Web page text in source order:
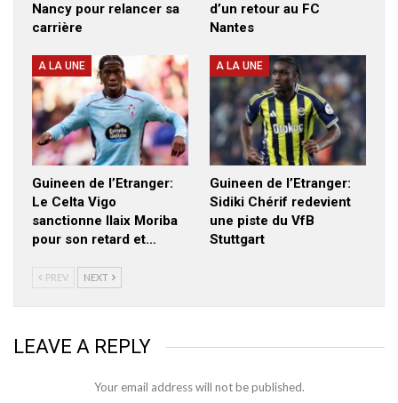
Nancy pour relancer sa
carrière
d’un retour au FC
Nantes
A LA UNE
Guineen de l’Etranger:
Le Celta Vigo
sanctionne Ilaix Moriba
pour son retard et…
A LA UNE
Guineen de l’Etranger:
Sidiki Chérif redevient
une piste du VfB
Stuttgart
PREV NEXT
LEAVE A REPLY
Your email address will not be published.